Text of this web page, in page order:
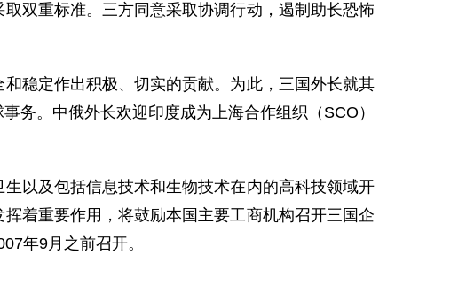
双重标准。三方同意采取协调行动，遏制助长恐怖
稳定作出积极、切实的贡献。为此，三国外长就其
务。中俄外长欢迎印度成为上海合作组织（SCO）
以及包括信息技术和生物技术在内的高科技领域开
着重要作用，将鼓励本国主要工商机构召开三国企
年9月之前召开。